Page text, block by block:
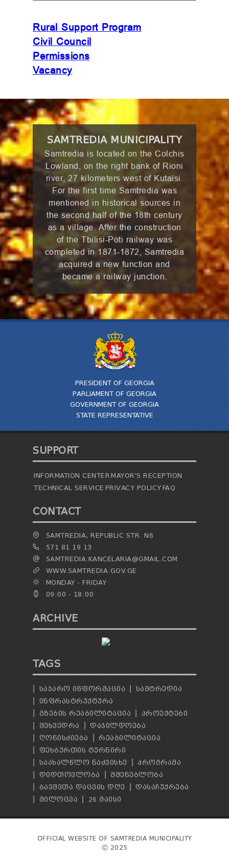
Rural Support Program
Civil Council
Permissions
Vacancy
SAMTREDIA MUNICIPALITY
Samtredia is located on the Colchis
Lowland, on the right bank of Rioni
river, 27 kilometers west of Kutaisi.
For the first time Samtredia was
mentioned in historical sources in
the second half of the 18th century
as a village. After the construction
of the Tbilisi-Poti railway was
completed in 1871-1872, Samtredia
acquired a new function and
became a railway junction.
PRESIDENT OF GEORGIA
PARLIAMENT OF GEORGIA
GOVERNMENT OF GEORGIA
STATE REPRESENTATIVE
SUPPORT
INFORMATION CENTERMAYOR'S RECEPTION
TECHNICAL SERVICE PRIVACY POLICYFAQ
CONTACT
SAMTREDIA, REPUBLIC STR. N6
571 81 19 13
SAMTREDIA.KANCELARIA@GMAIL.COM
WWW.SAMTREDIA.GOV.GE
MONDAY - FRIDAY
09:00 - 18:00
ARCHIVE
TAGS
ᲡᲐᲯᲐᲠᲝ ᲘᲜᲤᲝᲠᲛᲐᲪᲘᲐ
ᲡᲐᲛᲢᲠᲔᲓᲘᲐ
ᲘᲜᲤᲠᲐᲡᲢᲠᲣᲥᲢᲣᲠᲐ
ᲒᲖᲔᲑᲘᲡ ᲠᲔᲐᲑᲘᲚᲘᲢᲐᲪᲘᲐ
ᲞᲠᲝᲔᲥᲢᲔᲑᲘ
ᲨᲔᲮᲕᲔᲓᲠᲐ
ᲓᲐᲯᲘᲚᲓᲝᲔᲑᲐ
ᲦᲝᲜᲘᲡᲫᲘᲔᲑᲐ
ᲠᲔᲐᲑᲘᲚᲘᲢᲐᲪᲘᲐ
ᲤᲔᲮᲑᲣᲠᲗᲘᲡ ᲢᲣᲠᲜᲘᲠᲘ
ᲡᲐᲐᲮᲐᲚᲬᲚᲝ ᲜᲐᲫᲕᲘᲡᲮᲔ
ᲞᲠᲝᲒᲠᲐᲛᲐ
ᲓᲘᲓᲗᲝᲕᲚᲝᲑᲐ
ᲛᲨᲔᲜᲔᲑᲚᲝᲑᲐ
ᲑᲐᲕᲨᲕᲗᲐ ᲓᲐᲪᲕᲘᲡ ᲓᲦᲔ
ᲓᲐᲡᲐᲩᲣᲥᲠᲔᲑᲐ
ᲛᲘᲚᲝᲪᲕᲐ
26 ᲛᲐᲘᲡᲘ
OFFICIAL WEBSITE OF SAMTREDIA MUNICIPALITY
Ⓒ 2025